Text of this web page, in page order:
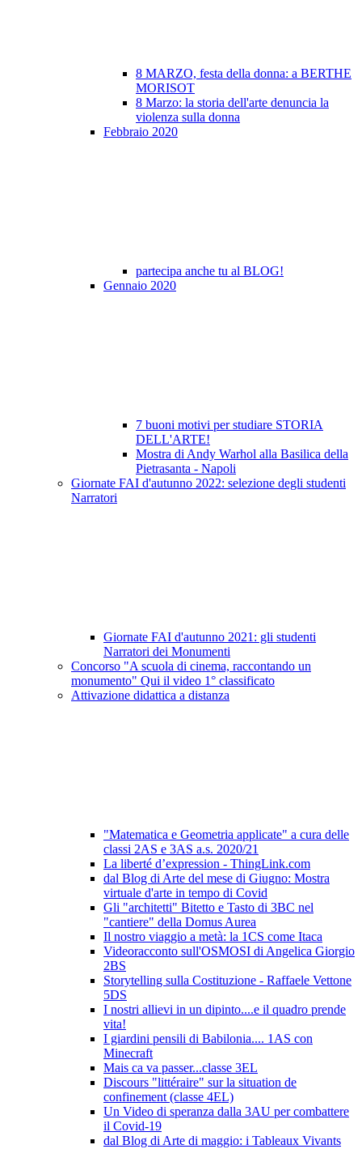
8 MARZO, festa della donna: a BERTHE
MORISOT
8 Marzo: la storia dell'arte denuncia la
violenza sulla donna
Febbraio 2020
partecipa anche tu al BLOG!
Gennaio 2020
7 buoni motivi per studiare STORIA
DELL'ARTE!
Mostra di Andy Warhol alla Basilica della
Pietrasanta - Napoli
Giornate FAI d'autunno 2022: selezione degli studenti
Narratori
Giornate FAI d'autunno 2021: gli studenti
Narratori dei Monumenti
Concorso "A scuola di cinema, raccontando un
monumento" Qui il video 1° classificato
Attivazione didattica a distanza
"Matematica e Geometria applicate" a cura delle
classi 2AS e 3AS a.s. 2020/21
La liberté d’expression - ThingLink.com
dal Blog di Arte del mese di Giugno: Mostra
virtuale d'arte in tempo di Covid
Gli "architetti" Bitetto e Tasto di 3BC nel
"cantiere" della Domus Aurea
Il nostro viaggio a metà: la 1CS come Itaca
Videoracconto sull'OSMOSI di Angelica Giorgio
2BS
Storytelling sulla Costituzione - Raffaele Vettone
5DS
I nostri allievi in un dipinto....e il quadro prende
vita!
I giardini pensili di Babilonia.... 1AS con
Minecraft
Mais ca va passer...classe 3EL
Discours "littéraire" sur la situation de
confinement (classe 4EL)
Un Video di speranza dalla 3AU per combattere
il Covid-19
dal Blog di Arte di maggio: i Tableaux Vivants